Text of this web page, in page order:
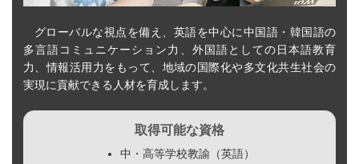
グローバルな視点を備え、英語を中心に中国語・韓国語の
多言語コミュニケーション力、外国語としての日本語教育
力、情報活用力をもって、地域の国際化や多文化共生社会の
実現に貢献できる人材を育成します。
取得可能な資格
中・高等学校教諭（英語）